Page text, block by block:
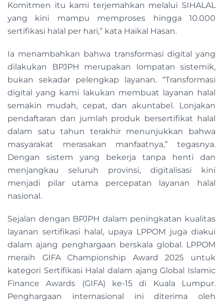
Komitmen itu kami terjemahkan melalui SIHALAL
yang kini mampu memproses hingga 10.000
sertifikasi halal per hari,” kata Haikal Hasan.
Ia menambahkan bahwa transformasi digital yang
dilakukan BPJPH merupakan lompatan sistemik,
bukan sekadar pelengkap layanan. “Transformasi
digital yang kami lakukan membuat layanan halal
semakin mudah, cepat, dan akuntabel. Lonjakan
pendaftaran dan jumlah produk bersertifikat halal
dalam satu tahun terakhir menunjukkan bahwa
masyarakat merasakan manfaatnya,” tegasnya.
Dengan sistem yang bekerja tanpa henti dan
menjangkau seluruh provinsi, digitalisasi kini
menjadi pilar utama percepatan layanan halal
nasional.
Sejalan dengan BPJPH dalam peningkatan kualitas
layanan sertifikasi halal, upaya LPPOM juga diakui
dalam ajang penghargaan berskala global. LPPOM
meraih GIFA Championship Award 2025 untuk
kategori Sertifikasi Halal dalam ajang Global Islamic
Finance Awards (GIFA) ke-15 di Kuala Lumpur.
Penghargaan internasional ini diterima oleh